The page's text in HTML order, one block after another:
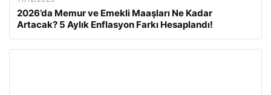
2026’da Memur ve Emekli Maaşları Ne Kadar
Artacak? 5 Aylık Enflasyon Farkı Hesaplandı!